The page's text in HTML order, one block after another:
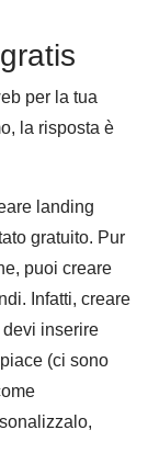
per la tua
la risposta è
landing
gratuito. Pur
puoi creare
Infatti, creare
inserire
(ci sono